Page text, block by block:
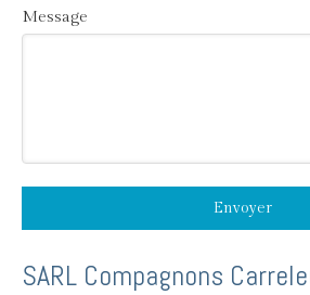
Message
Envoyer
SARL Compagnons